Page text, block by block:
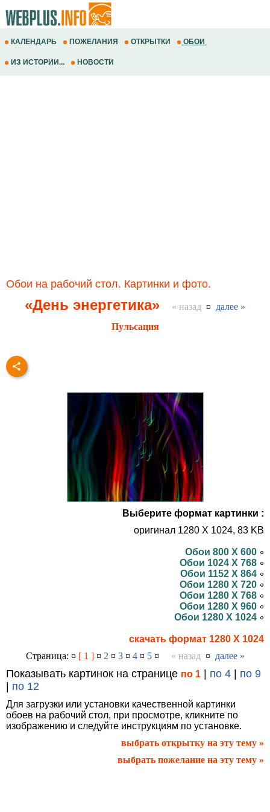
КАЛЕНДАРЬ ПОЖЕЛАНИЯ ОТКРЫТКИ ОБОИ
ИЗ ИСТОРИИ... НОВОСТИ
Обои на рабочий стол. Картинки и фото.
«День энергетика» « назад ¤ далее »
Пульсация
Выберите формат картинки :
оригинал 1280 X 1024, 83 KB
Обои 800 X 600
Обои 1024 X 768
Обои 1152 X 864
Обои 1280 X 720
Обои 1280 X 768
Обои 1280 X 960
Обои 1280 X 1024
скачать формат 1280 X 1024
Страница: ¤ [ 1 ]¤ 2 ¤ 3¤ 4¤ 5¤ « назад ¤ далее »
Показывать картинок на странице по 1 | по 4 | по 9
| по 12
Для загрузки или установки качественной картинки
обоев на рабочий стол, при просмотре, кликните по
изображению и следуйте инструкциям по установке.
выбрать открытку на эту тему »
выбрать пожелание на эту тему »